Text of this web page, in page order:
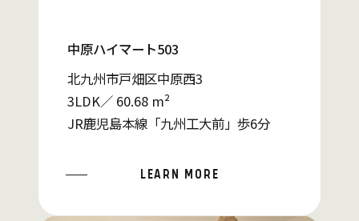
中原ハイマート503
北九州市戸畑区中原西3
3LDK／ 60.68 m²
JR鹿児島本線「九州工大前」歩6分
LEARN MORE